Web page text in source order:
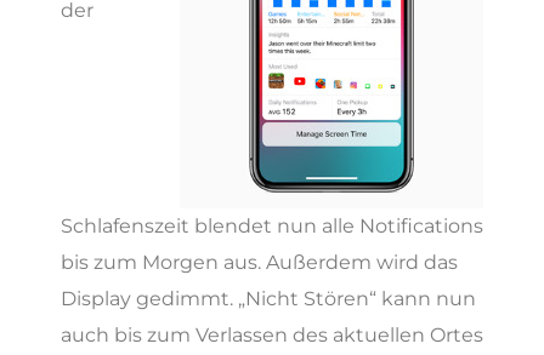
der
Schlafenszeit blendet nun alle Notifications
bis zum Morgen aus. Außerdem wird das
Display gedimmt. „Nicht Stören“ kann nun
auch bis zum Verlassen des aktuellen Ortes